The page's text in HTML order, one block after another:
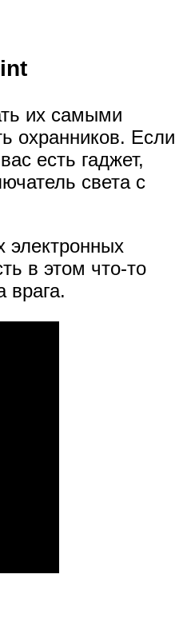
их самыми
охранников. Если
есть гаджет,
света с
электронных
в этом что-то
врага.